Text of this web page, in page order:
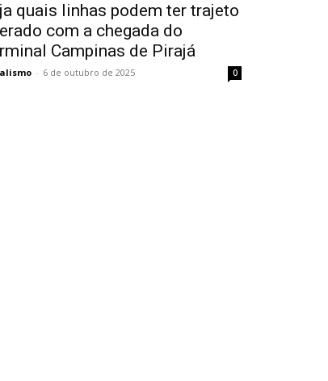
quais linhas podem ter trajeto
com a chegada do
Campinas de Pirajá
- 6 de outubro de 2025 0